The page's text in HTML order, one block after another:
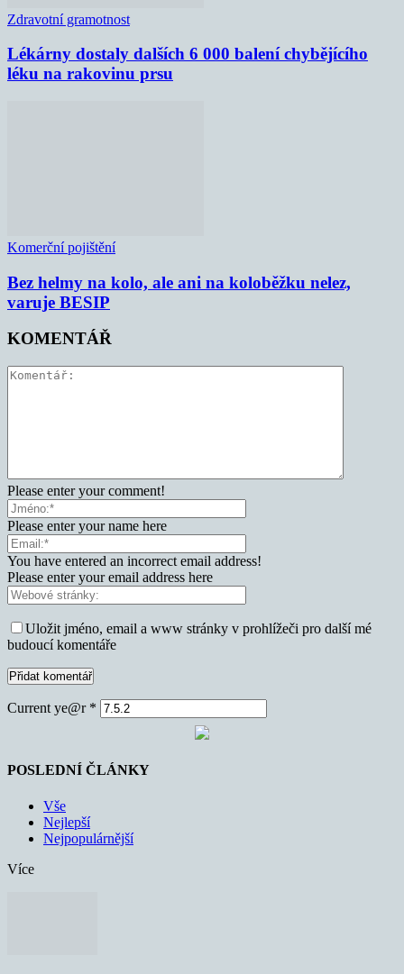
Zdravotní gramotnost
Lékárny dostaly dalších 6 000 balení chybějícího
léku na rakovinu prsu
Komerční pojištění
Bez helmy na kolo, ale ani na koloběžku nelez,
varuje BESIP
KOMENTÁŘ
Please enter your comment!
Please enter your name here
You have entered an incorrect email address!
Please enter your email address here
Uložit jméno, email a www stránky v prohlížeči pro další mé
budoucí komentáře
Current ye@r *
POSLEDNÍ ČLÁNKY
Vše
Nejlepší
Nejpopulárnější
Více